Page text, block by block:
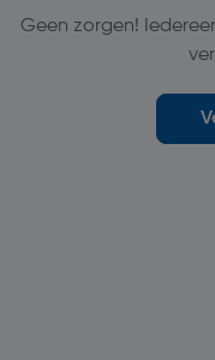
Geen zorgen!